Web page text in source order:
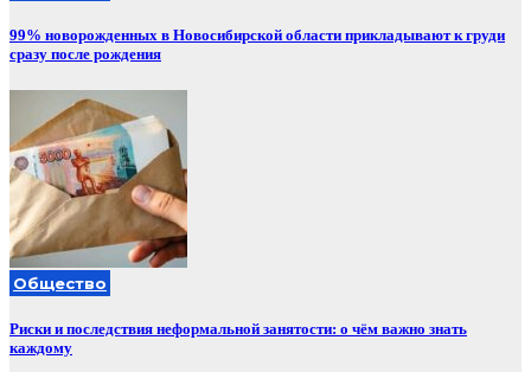
99% новорожденных в Новосибирской области прикладывают к груди
сразу после рождения
Общество
Риски и последствия неформальной занятости: о чём важно знать
каждому